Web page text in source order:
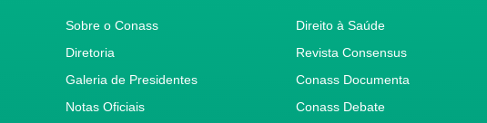
Sobre o Conass
Diretoria
Galeria de Presidentes
Notas Oficiais
Direito à Saúde
Revista Consensus
Conass Documenta
Conass Debate